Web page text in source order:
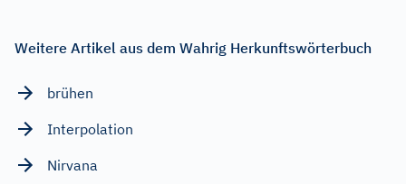
Weitere Artikel aus dem Wahrig Herkunftswörterbuch
brühen
Interpolation
Nirvana